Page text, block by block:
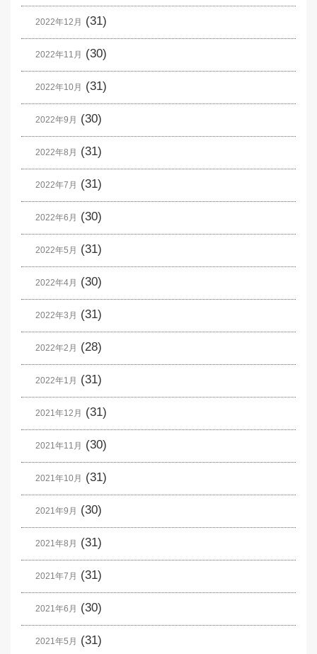
2022年12月 (31)
2022年11月 (30)
2022年10月 (31)
2022年9月 (30)
2022年8月 (31)
2022年7月 (31)
2022年6月 (30)
2022年5月 (31)
2022年4月 (30)
2022年3月 (31)
2022年2月 (28)
2022年1月 (31)
2021年12月 (31)
2021年11月 (30)
2021年10月 (31)
2021年9月 (30)
2021年8月 (31)
2021年7月 (31)
2021年6月 (30)
2021年5月 (31)